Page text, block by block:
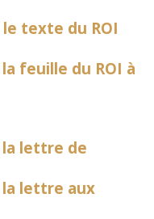
le texte du ROI
la feuille du ROI à
la lettre de
la lettre aux